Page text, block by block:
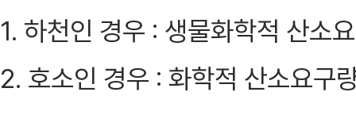
1. 하천인 경우 : 생물화학적 산소
2. 호소인 경우 : 화학적 산소요구